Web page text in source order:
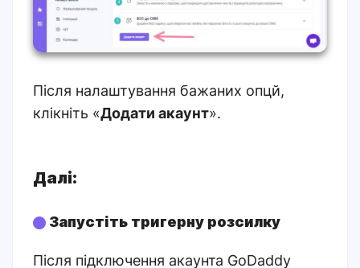
Після налаштування бажаних опцй,
клікніть «Додати акаунт».
Далі:
Запустіть тригерну розсилку
Після підключення акаунта GoDaddy